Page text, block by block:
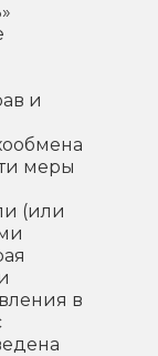
и
меры
(или
в